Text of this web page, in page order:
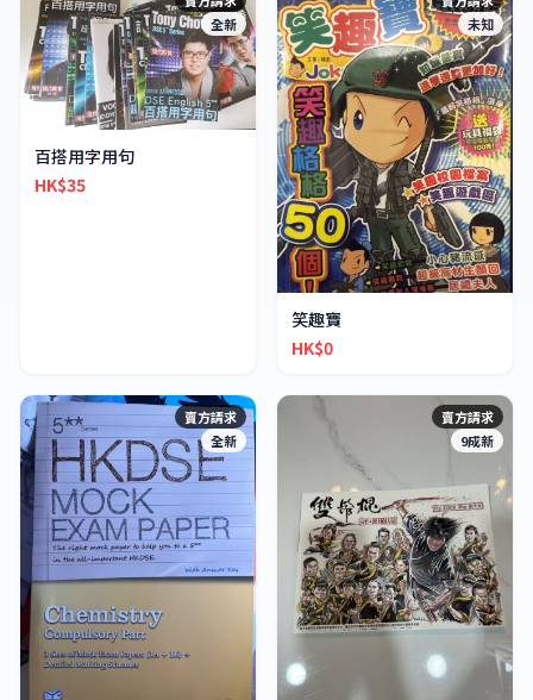
全新
百搭用字用句
HK$35
未知
笑趣寶
HK$0
賣方請求
全新
賣方請求
9成新